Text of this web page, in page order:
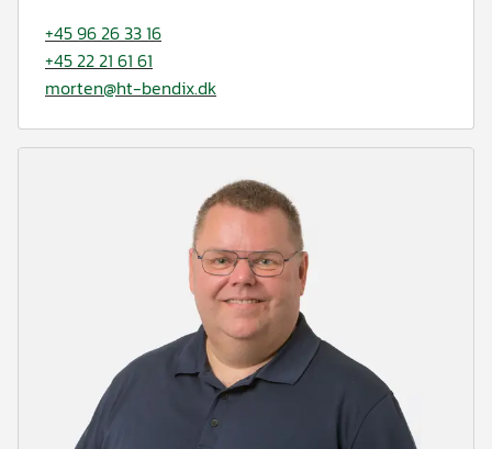
+45 96 26 33 16
+45 22 21 61 61
morten@ht-bendix.dk